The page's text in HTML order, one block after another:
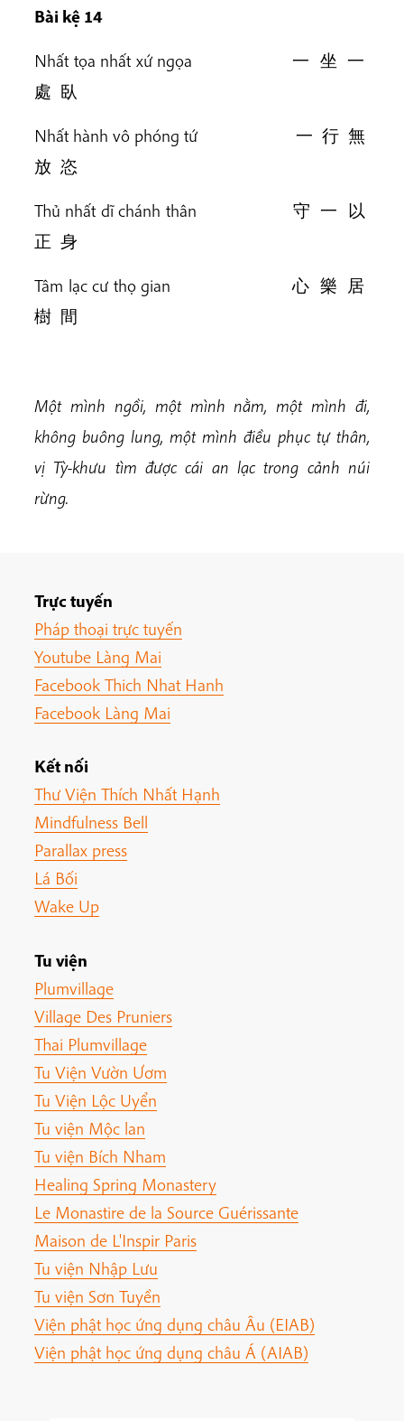
Bài kệ 14
Nhất tọa nhất xứ ngọa 一 坐 一
處 臥
Nhất hành vô phóng tứ 一 行 無
放 恣
Thủ nhất dĩ chánh thân 守 一 以
正 身
Tâm lạc cư thọ gian 心 樂 居
樹 間
Một mình ngồi, một mình nằm, một mình đi,
không buông lung, một mình điều phục tự thân,
vị Tỳ-khưu tìm được cái an lạc trong cảnh núi
rừng.
Trực tuyến
Pháp thoại trực tuyến
Youtube Làng Mai
Facebook Thich Nhat Hanh
Facebook Làng Mai
Kết nối
Thư Viện Thích Nhất Hạnh
Mindfulness Bell
Parallax press
Lá Bối
Wake Up
Tu viện
Plumvillage
Village Des Pruniers
Thai Plumvillage
Tu Viện Vườn Ươm
Tu Viện Lộc Uyển
Tu viện Mộc lan
Tu viện Bích Nham
Healing Spring Monastery
Le Monastire de la Source Guérissante
Maison de L'Inspir Paris
Tu viện Nhập Lưu
Tu viện Sơn Tuyền
Viện phật học ứng dụng châu Âu (EIAB)
Viện phật học ứng dụng châu Á (AIAB)